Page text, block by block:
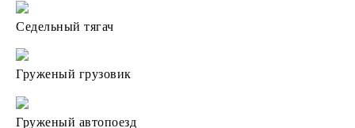
Седельный тягач
Груженый грузовик
Груженый автопоезд